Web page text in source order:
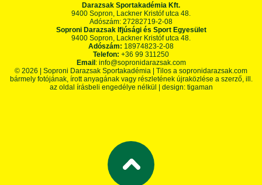
Darazsak Sportakadémia Kft.
9400 Sopron, Lackner Kristóf utca 48.
Adószám: 27282719-2-08
Soproni Darazsak Ifjúsági és Sport Egyesület
9400 Sopron, Lackner Kristóf utca 48.
Adószám: 18974823-2-08
Telefon: +36 99 311250
Email: info@sopronidarazsak.com
© 2026 | Soproni Darazsak Sportakadémia | Tilos a sopronidarazsak.com
bármely fotójának, írott anyagának vagy részletének újraközlése a szerző, ill.
az oldal írásbeli engedélye nélkül | design: tigaman